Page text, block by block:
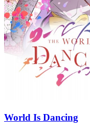
World Is Dancing